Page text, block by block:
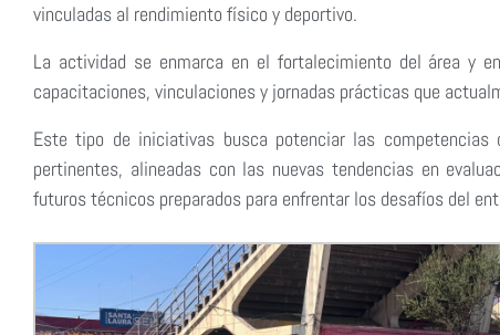
vinculadas al rendimiento físico y deportivo.
La actividad se enmarca en el fortalecimiento del área y
capacitaciones, vinculaciones y jornadas prácticas que
Este tipo de iniciativas busca potenciar las
pertinentes, alineadas con las nuevas tendencias en
futuros técnicos preparados para enfrentar los desafíos del